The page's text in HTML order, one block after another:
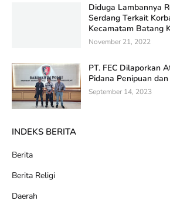
Diduga Lambannya
Serdang Terkait
Kecamatam Batang
November 21, 2022
PT. FEC Dilaporkan
Pidana Penipuan
September 14, 2023
INDEKS BERITA
Berita
Berita Religi
Daerah